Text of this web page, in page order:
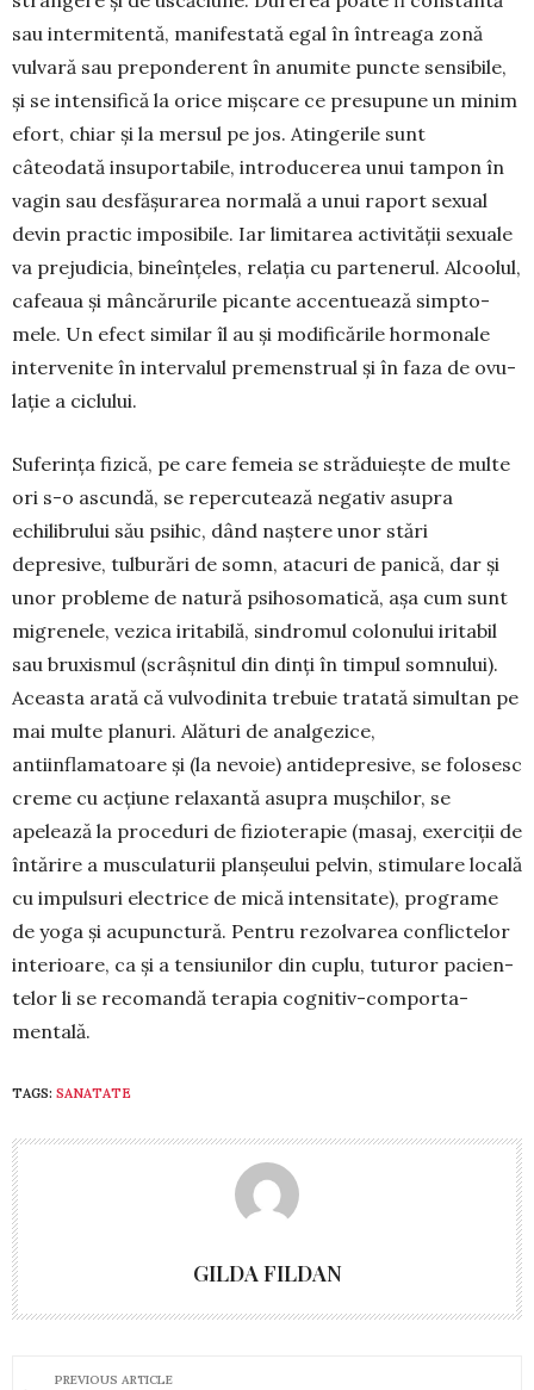
sau intermitentă, manifestată egal în întrea­ga zonă
vulvară sau preponderent în anumite punc­te sensibile,
și se intensifică la orice mișcare ce presu­pune un minim
efort, chiar și la mersul pe jos. Atin­gerile sunt
câteodată insuportabile, intro­duce­rea unui tampon în
vagin sau desfășurarea nor­mală a unui raport sexual
devin practic impo­si­bile. Iar limitarea activității sexuale
va preju­di­cia, bineîn­țeles, relația cu partenerul. Alcoolul,
ca­feaua și mân­cărurile picante accentuează simpto­
mele. Un efect similar îl au și modificările hormo­nale
inter­venite în intervalul premenstrual și în faza de ovu­
lație a ciclului.
Suferința fizică, pe care femeia se străduiește de multe
ori s-o ascundă, se repercutează negativ asu­pra
echilibrului său psihic, dând naștere unor stări
depresive, tulburări de somn, atacuri de pani­că, dar și
unor probleme de natură psihosomatică, așa cum sunt
migrenele, vezica iritabilă, sindro­mul colo­nului iritabil
sau bruxismul (scrâșnitul din dinți în timpul somnului).
Aceasta arată că vulvo­dinita tre­buie tratată simultan pe
mai multe pla­nuri. Alături de analgezice,
antiinflamatoare și (la nevoie) anti­depresive, se folosesc
creme cu acțiu­ne relaxantă asupra mușchilor, se
apelează la pro­ce­duri de fi­zioterapie (masaj, exerciții de
întărire a musculaturii planșeului pelvin, stimulare locală
cu impulsuri electrice de mică intensitate), pro­grame
de yoga și acupunctură. Pen­tru rezolvarea conflictelor
interi­oare, ca și a tensiunilor din cuplu, tuturor pacien­
telor li se reco­man­dă terapia cognitiv-com­porta­
mentală.
TAGS: SANATATE
GILDA FILDAN
PREVIOUS ARTICLE